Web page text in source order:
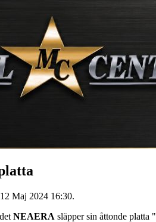
12 Maj 2024 16:30.
NEAERA släpper sin åttonde platta "